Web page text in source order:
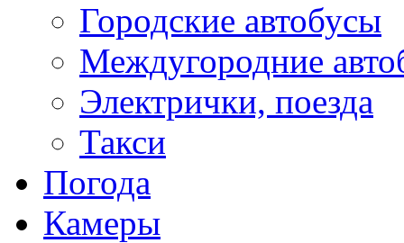
Городские автобусы
Междугородние
Электрички, поезда
Такси
Погода
Камеры